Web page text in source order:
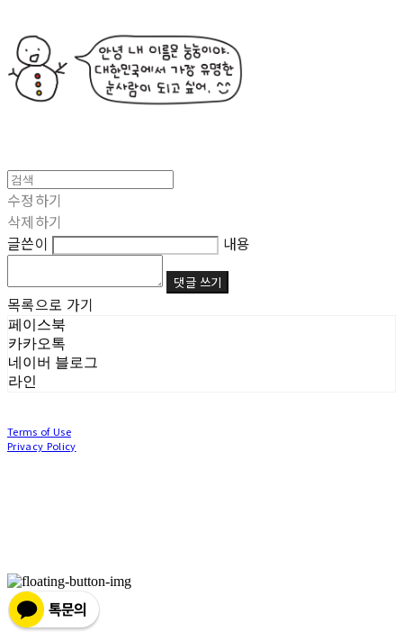
수정하기
삭제하기
글쓴이
내용
댓글 쓰기
목록으로 가기
페이스북
카카오톡
네이버 블로그
라인
Terms of Use
Privacy Policy